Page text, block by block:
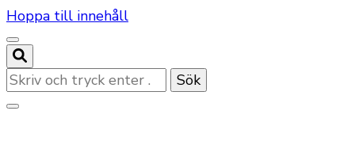
Hoppa till innehåll
Letar
du
efter